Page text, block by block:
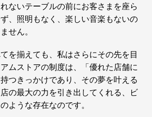
ないテーブルの前にお客さまを座ら
、照明もなく、楽しい音楽もないの
せん。
を揃えても、私はさらにその先を目
ムストアの制度は、「優れた店舗に
つきっかけであり、その夢を叶える
の最大の力を引き出してくれる、ビ
ような存在なのです。